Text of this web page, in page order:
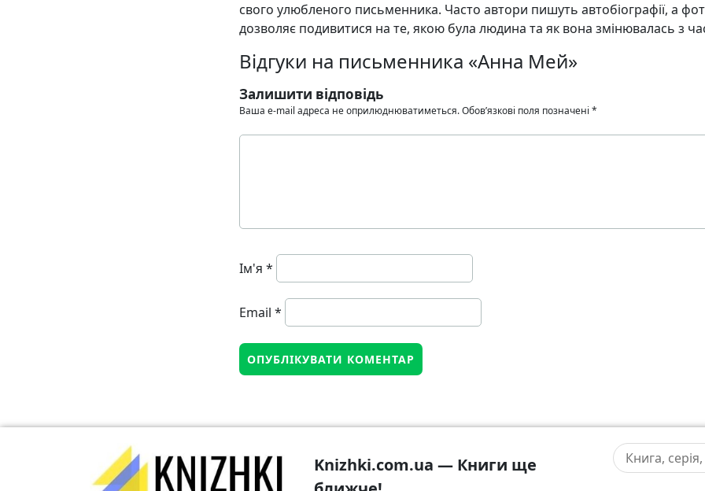
свого улюбленого письменника. Часто автори пишуть автобіографії, а
дозволяє подивитися на те, якою була людина та як вона змінювалась з
Відгуки на письменника «Анна Мей»
Залишити відповідь
Ваша e-mail адреса не оприлюднюватиметься.Обов’язкові поля позначені *
Ім'я *
Email *
Knizhki.com.ua — Книги ще